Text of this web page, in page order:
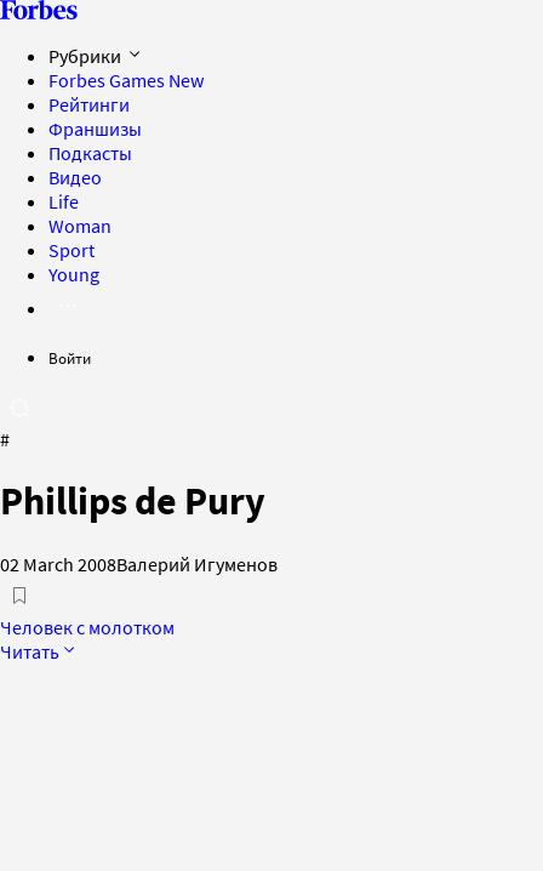
Рубрики
Forbes Games New
Рейтинги
Франшизы
Подкасты
Видео
Life
Woman
Sport
Young
Войти
#
Phillips de Pury
02 March 2008Валерий Игуменов
Человек с молотком
Читать